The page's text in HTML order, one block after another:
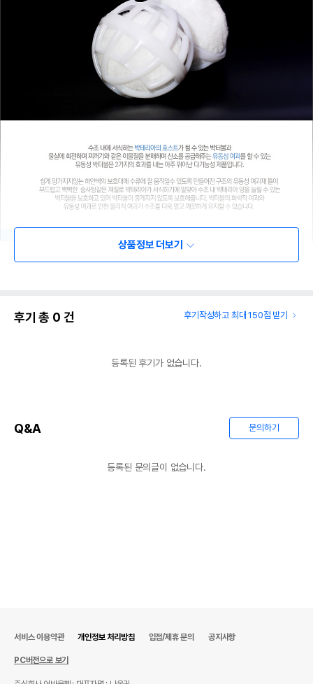
상품정보 더보기
후기 총 0 건 후기작성하고 최대 150점 받기
등록된 후기가 없습니다.
Q&A 문의하기
등록된 문의글이 없습니다.
서비스 이용약관 개인정보 처리방침 입점/제휴 문의 공지사항
PC버전으로 보기